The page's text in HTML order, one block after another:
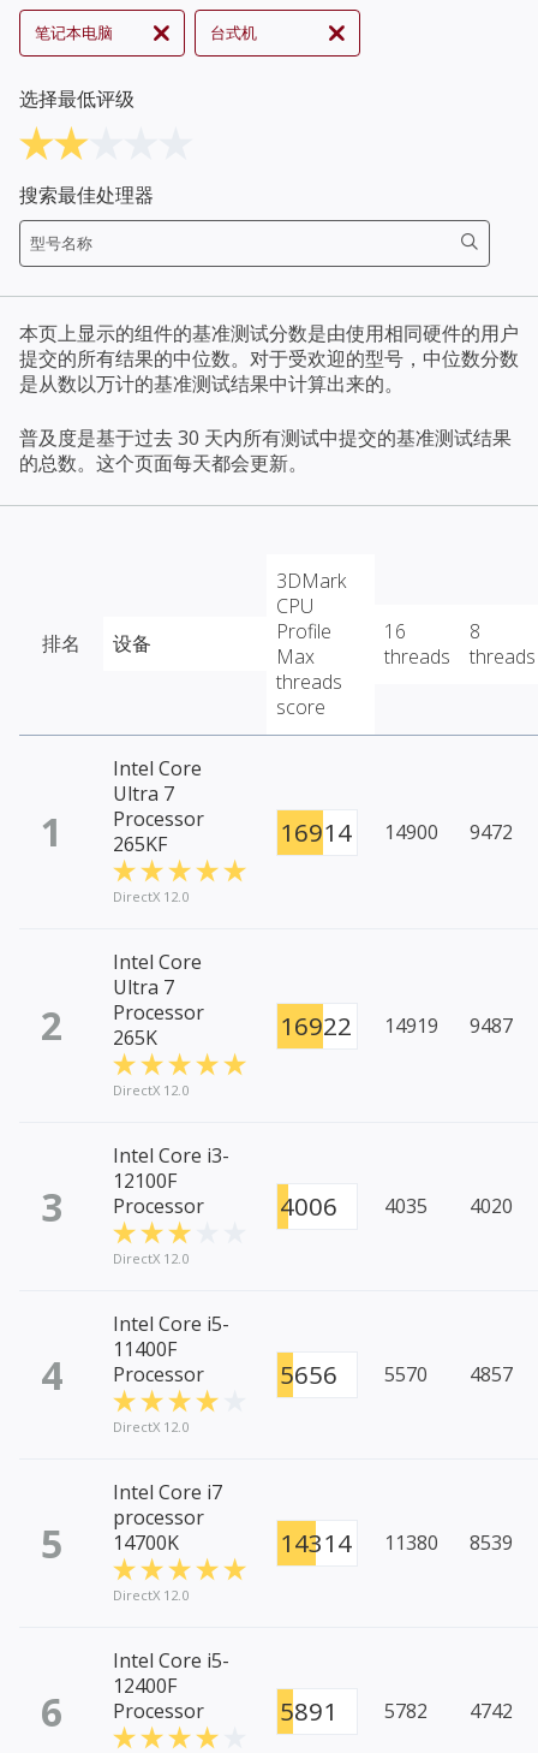
笔记本电脑 台式机
选择最低评级
搜索最佳处理器
本页上显示的组件的基准测试分数是由使用相同硬件的用户
提交的所有结果的中位数。对于受欢迎的型号，中位数分数
是从数以万计的基准测试结果中计算出来的。
普及度是基于过去 30 天内所有测试中提交的基准测试结果
的总数。这个页面每天都会更新。
排名 设备
3DMark
CPU
Profile
Max
threads
score
16
threads
8
threads
1
Intel Core
Ultra 7
Processor
265KF
DirectX 12.0
16914 14900 9472
2
Intel Core
Ultra 7
Processor
265K
DirectX 12.0
16922 14919 9487
3
Intel Core i3-
12100F
Processor
DirectX 12.0
4006 4035 4020
4
Intel Core i5-
11400F
Processor
DirectX 12.0
5656 5570 4857
5
Intel Core i7
processor
14700K
DirectX 12.0
14314 11380 8539
6
Intel Core i5-
12400F
Processor
5891 5782 4742